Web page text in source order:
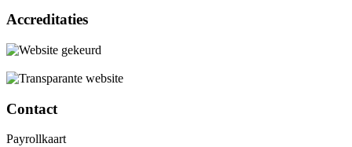
Accreditaties
Contact
Payrollkaart